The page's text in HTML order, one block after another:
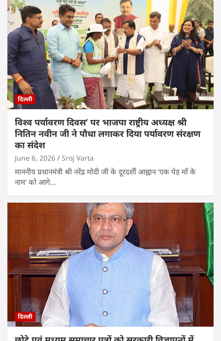
दिल्ली
विश्व पर्यावरण दिवस’ पर भाजपा राष्ट्रीय अध्यक्ष श्री
नितिन नवीन जी ने पौधा लगाकर दिया पर्यावरण संरक्षण
का संदेश
June 6, 2026 Sroj Varta
माननीय प्रधानमंत्री श्री नरेंद्र मोदी जी के दूरदर्शी आह्वान ‘एक पेड़ माँ के
नाम’ को आगे…
दिल्ली